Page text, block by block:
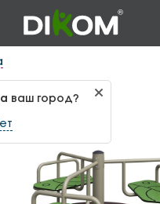
ваш город?
КАР-1.5